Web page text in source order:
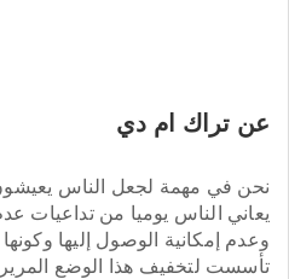
عن تراك ام دي
نحن في مهمة لجعل الناس
يعاني الناس يوميا من تداعيات
وعدم إمكانية الوصول إليها
تأسست لتخفيف هذا الوضع